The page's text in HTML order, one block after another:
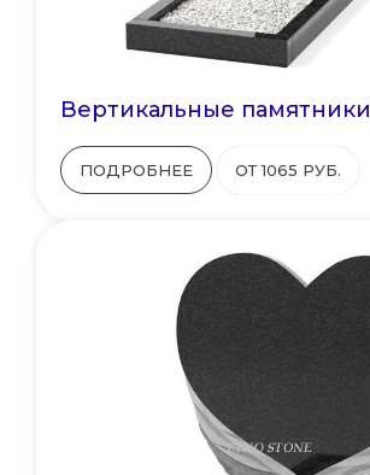
Вертикальные памятники
ПОДРОБНЕЕ ОТ 1065 РУБ.